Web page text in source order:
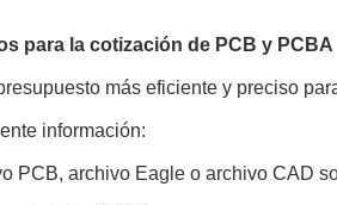
para la cotización de PCB y PCBA
más eficiente y preciso
información:
PCB, archivo Eagle o archivo CAD